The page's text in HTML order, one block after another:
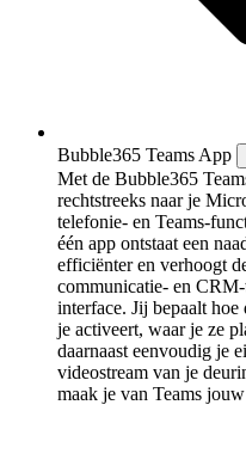
Bubble365 Teams App
Met de Bubble365
rechtstreeks naar je
telefonie- en Teams-
één app ontstaat een
efficiënter en verhoogt
communicatie- en
interface. Jij bepaalt
je activeert, waar je ze
daarnaast eenvoudig je
videostream van je
maak je van Teams